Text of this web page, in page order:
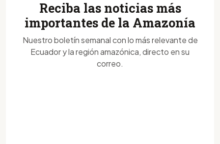
Reciba las noticias más
importantes de la Amazonía
Nuestro boletín semanal con lo más relevante de
Ecuador y la región amazónica, directo en su
correo.